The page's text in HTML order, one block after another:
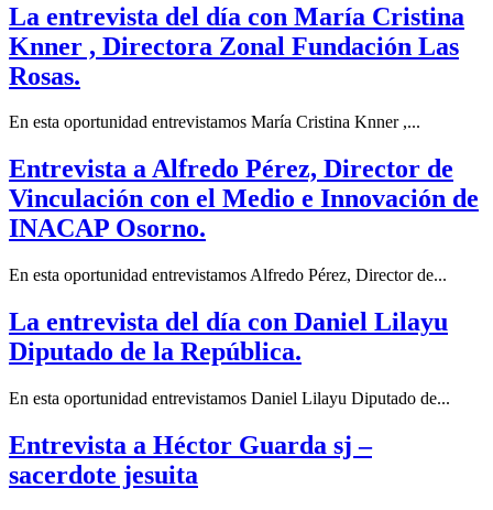
La entrevista del día con María Cristina
Knner , Directora Zonal Fundación Las
Rosas.
En esta oportunidad entrevistamos María Cristina Knner ,...
Entrevista a Alfredo Pérez, Director de
Vinculación con el Medio e Innovación de
INACAP Osorno.
En esta oportunidad entrevistamos Alfredo Pérez, Director de...
La entrevista del día con Daniel Lilayu
Diputado de la República.
En esta oportunidad entrevistamos Daniel Lilayu Diputado de...
Entrevista a Héctor Guarda sj –
sacerdote jesuita